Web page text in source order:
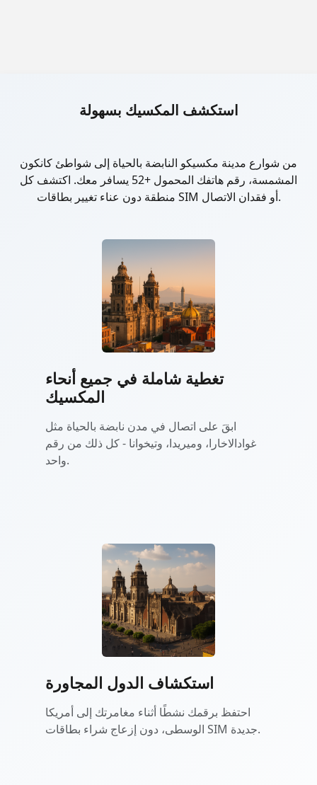
استكشف المكسيك بسهولة
من شوارع مدينة مكسيكو النابضة بالحياة إلى شواطئ كانكون
المشمسة، رقم هاتفك المحمول +52 يسافر معك. اكتشف كل
منطقة دون عناء تغيير بطاقات SIM أو فقدان الاتصال.
تغطية شاملة في جميع أنحاء
المكسيك
ابقَ على اتصال في مدن نابضة بالحياة مثل
غوادالاخارا، وميريدا، وتيخوانا - كل ذلك من رقم
واحد.
استكشاف الدول المجاورة
احتفظ برقمك نشطًا أثناء مغامرتك إلى أمريكا
الوسطى، دون إزعاج شراء بطاقات SIM جديدة.